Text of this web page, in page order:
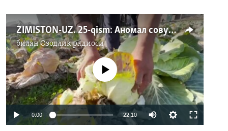
ZIMISTON-UZ. 25-qism: Аномал совуқдан қанча зарар кўрилди?
биланОзодлик радиоси
Айни дамда медиа-манба мавжуд
эмас
0:00 22:10